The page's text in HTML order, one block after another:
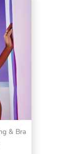
& Bra